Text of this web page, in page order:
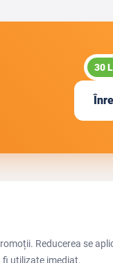
Reducerea se
utilizate imediat.
30